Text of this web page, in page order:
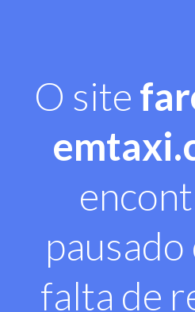
O site
pausado
falta de